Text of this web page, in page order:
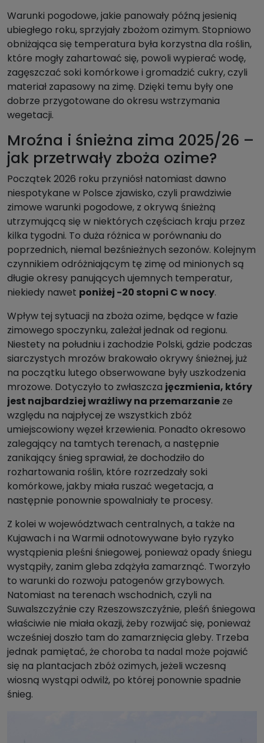
Warunki pogodowe, jakie panowały późną jesienią
ubiegłego roku, sprzyjały zbożom ozimym. Stopniowo
obniżająca się temperatura była korzystna dla roślin,
które mogły zahartować się, powoli wypierać wodę,
zagęszczać soki komórkowe i gromadzić cukry, czyli
materiał zapasowy na zimę. Dzięki temu były one
dobrze przygotowane do okresu wstrzymania
wegetacji.
Mroźna i śnieżna zima 2025/26 –
jak przetrwały zboża ozime?
Początek 2026 roku przyniósł natomiast dawno
niespotykane w Polsce zjawisko, czyli prawdziwie
zimowe warunki pogodowe, z okrywą śnieżną
utrzymującą się w niektórych częściach kraju przez
kilka tygodni. To duża różnica w porównaniu do
poprzednich, niemal bezśnieżnych sezonów. Kolejnym
czynnikiem odróżniającym tę zimę od minionych są
długie okresy panujących ujemnych temperatur,
niekiedy nawet poniżej -20 stopni C w nocy.
Wpływ tej sytuacji na zboża ozime, będące w fazie
zimowego spoczynku, zależał jednak od regionu.
Niestety na południu i zachodzie Polski, gdzie podczas
siarczystych mrozów brakowało okrywy śnieżnej, już
na początku lutego obserwowane były uszkodzenia
mrozowe. Dotyczyło to zwłaszcza jęczmienia, który
jest najbardziej wrażliwy na przemarzanie ze
względu na najpłycej ze wszystkich zbóż
umiejscowiony węzeł krzewienia. Ponadto okresowo
zalegający na tamtych terenach, a następnie
zanikający śnieg sprawiał, że dochodziło do
rozhartowania roślin, które rozrzedzały soki
komórkowe, jakby miała ruszać wegetacja, a
następnie ponownie spowalniały te procesy.
Z kolei w województwach centralnych, a także na
Kujawach i na Warmii odnotowywane było ryzyko
wystąpienia pleśni śniegowej, ponieważ opady śniegu
wystąpiły, zanim gleba zdążyła zamarznąć. Tworzyło
to warunki do rozwoju patogenów grzybowych.
Natomiast na terenach wschodnich, czyli na
Suwalszczyźnie czy Rzeszowszczyźnie, pleśń śniegowa
właściwie nie miała okazji, żeby rozwijać się, ponieważ
wcześniej doszło tam do zamarznięcia gleby. Trzeba
jednak pamiętać, że choroba ta nadal może pojawić
się na plantacjach zbóż ozimych, jeżeli wczesną
wiosną wystąpi odwilż, po której ponownie spadnie
śnieg.